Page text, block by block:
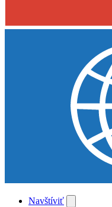
Navštíviť